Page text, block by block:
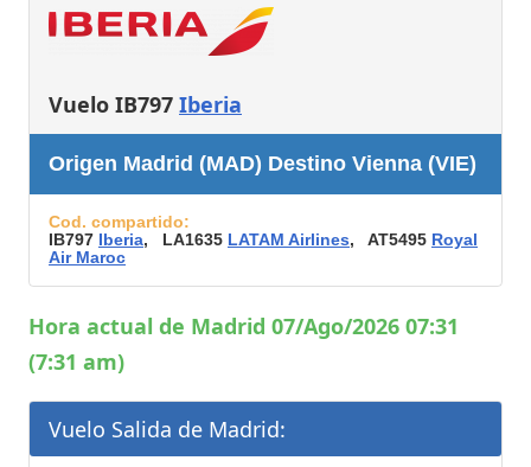
Vuelo IB797 Iberia
Origen Madrid (MAD) Destino Vienna (VIE)
Cod. compartido:
IB797 Iberia, LA1635 LATAM Airlines, AT5495 Royal
Air Maroc
Hora actual de Madrid 07/Ago/2026 07:31
(7:31 am)
Vuelo Salida de Madrid: